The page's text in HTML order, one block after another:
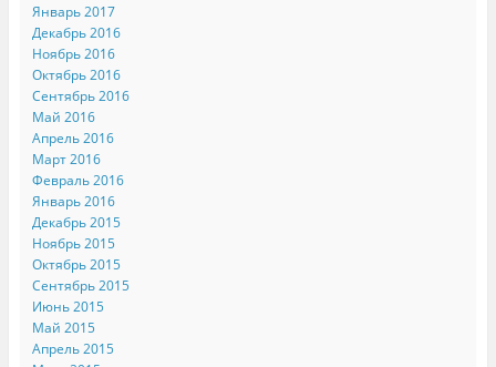
Январь 2017
Декабрь 2016
Ноябрь 2016
Октябрь 2016
Сентябрь 2016
Май 2016
Апрель 2016
Март 2016
Февраль 2016
Январь 2016
Декабрь 2015
Ноябрь 2015
Октябрь 2015
Сентябрь 2015
Июнь 2015
Май 2015
Апрель 2015